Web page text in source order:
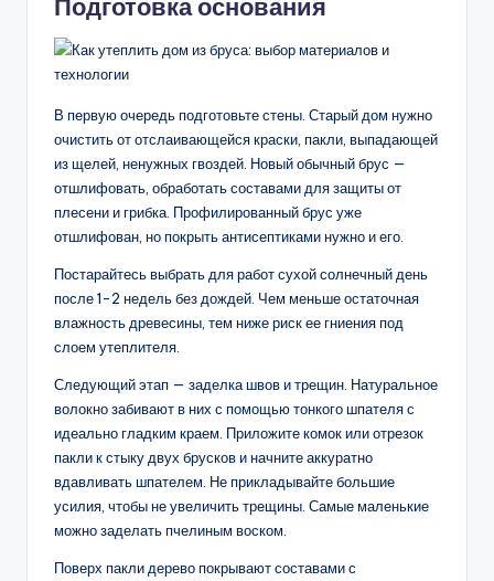
Подготовка основания
В первую очередь подготовьте стены. Старый дом нужно
очистить от отслаивающейся краски, пакли, выпадающей
из щелей, ненужных гвоздей. Новый обычный брус —
отшлифовать, обработать составами для защиты от
плесени и грибка. Профилированный брус уже
отшлифован, но покрыть антисептиками нужно и его.
Постарайтесь выбрать для работ сухой солнечный день
после 1-2 недель без дождей. Чем меньше остаточная
влажность древесины, тем ниже риск ее гниения под
слоем утеплителя.
Следующий этап — заделка швов и трещин. Натуральное
волокно забивают в них с помощью тонкого шпателя с
идеально гладким краем. Приложите комок или отрезок
пакли к стыку двух брусков и начните аккуратно
вдавливать шпателем. Не прикладывайте большие
усилия, чтобы не увеличить трещины. Самые маленькие
можно заделать пчелиным воском.
Поверх пакли дерево покрывают составами с